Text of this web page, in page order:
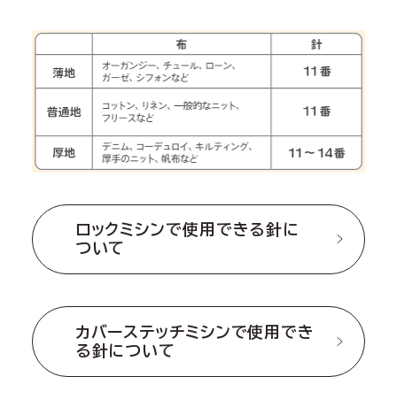
ロックミシンで使用できる針に
ついて
カバーステッチミシンで使用でき
る針について